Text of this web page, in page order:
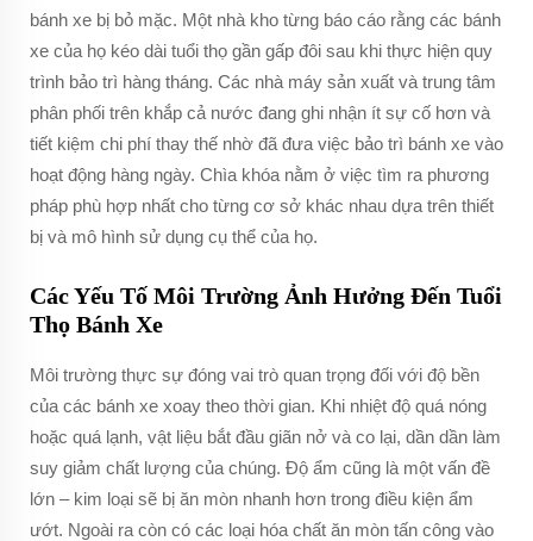
bánh xe bị bỏ mặc. Một nhà kho từng báo cáo rằng các bánh
xe của họ kéo dài tuổi thọ gần gấp đôi sau khi thực hiện quy
trình bảo trì hàng tháng. Các nhà máy sản xuất và trung tâm
phân phối trên khắp cả nước đang ghi nhận ít sự cố hơn và
tiết kiệm chi phí thay thế nhờ đã đưa việc bảo trì bánh xe vào
hoạt động hàng ngày. Chìa khóa nằm ở việc tìm ra phương
pháp phù hợp nhất cho từng cơ sở khác nhau dựa trên thiết
bị và mô hình sử dụng cụ thể của họ.
Các Yếu Tố Môi Trường Ảnh Hưởng Đến Tuổi
Thọ Bánh Xe
Môi trường thực sự đóng vai trò quan trọng đối với độ bền
của các bánh xe xoay theo thời gian. Khi nhiệt độ quá nóng
hoặc quá lạnh, vật liệu bắt đầu giãn nở và co lại, dần dần làm
suy giảm chất lượng của chúng. Độ ẩm cũng là một vấn đề
lớn – kim loại sẽ bị ăn mòn nhanh hơn trong điều kiện ẩm
ướt. Ngoài ra còn có các loại hóa chất ăn mòn tấn công vào